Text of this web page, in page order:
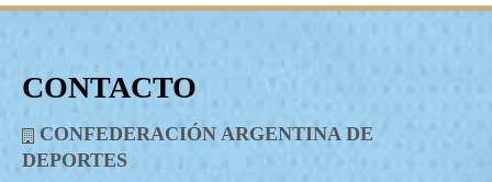
CONTACTO
CONFEDERACIÓN ARGENTINA DE
DEPORTES